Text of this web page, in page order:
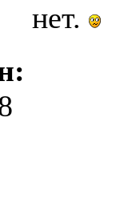
нет.